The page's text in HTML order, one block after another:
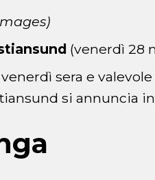
(venerdì 28
sera e
si annuncia